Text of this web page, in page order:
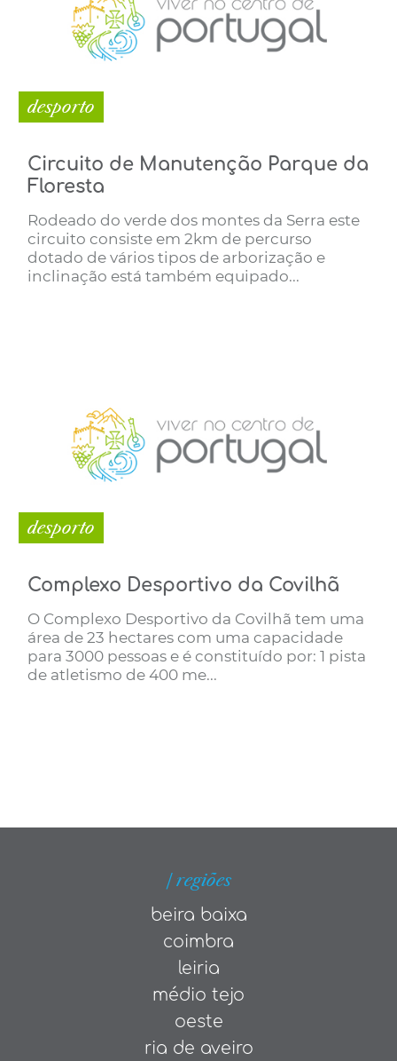
desporto
Circuito de Manutenção Parque da
Floresta
Rodeado do verde dos montes da Serra este
circuito consiste em 2km de percurso
dotado de vários tipos de arborização e
inclinação está também equipado...
desporto
Complexo Desportivo da Covilhã
O Complexo Desportivo da Covilhã tem uma
área de 23 hectares com uma capacidade
para 3000 pessoas e é constituído por: 1 pista
de atletismo de 400 me...
| regiões
beira baixa
coimbra
leiria
médio tejo
oeste
ria de aveiro